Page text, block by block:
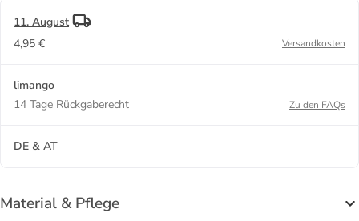
11. August
4,95 €
Versandkosten
limango
14 Tage Rückgaberecht
Zu den FAQs
DE & AT
Material & Pflege